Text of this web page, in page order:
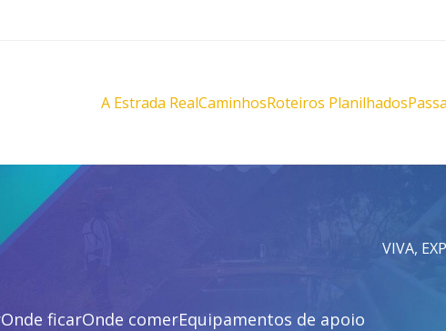
A Estrada RealCaminhosRoteiros Planilhados
VIVA,
Onde ficarOnde comerEquipamentos de apoio